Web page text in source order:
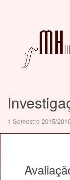
1 Semestre 2015/